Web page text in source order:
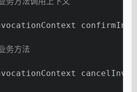
务方法